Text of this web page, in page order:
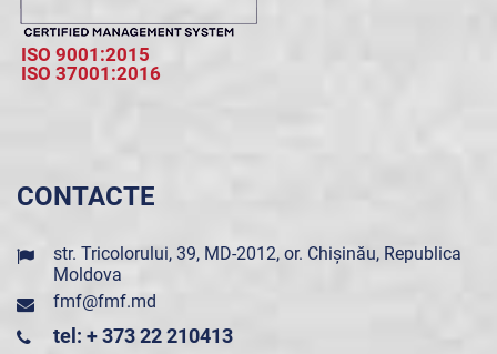
ISO 9001:2015
ISO 37001:2016
CONTACTE
str. Tricolorului, 39, MD-2012, or. Chișinău, Republica
Moldova
fmf@fmf.md
tel: + 373 22 210413